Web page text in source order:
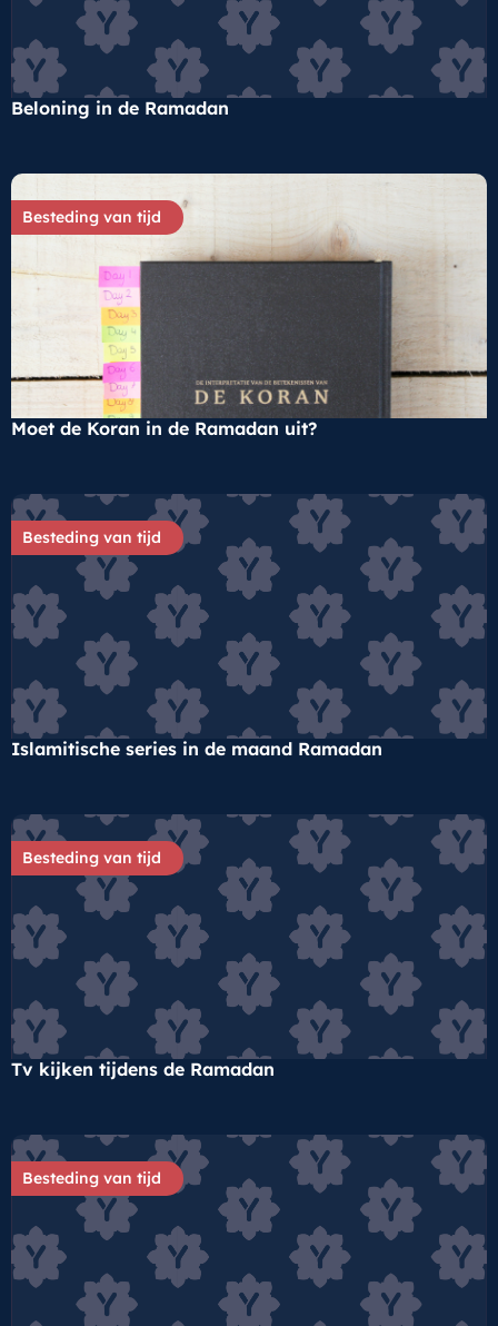
Beloning in de Ramadan
Besteding van tijd
Moet de Koran in de Ramadan uit?
Besteding van tijd
Islamitische series in de maand Ramadan
Besteding van tijd
Tv kijken tijdens de Ramadan
Besteding van tijd